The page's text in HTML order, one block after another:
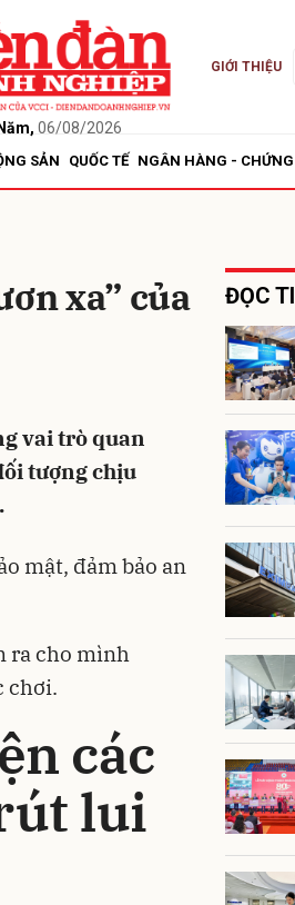
06/08/2026
GIỚI THIỆU
SẢN QUỐC TẾ NGÂN HÀNG -
xa” của
vai trò quan
tượng chịu
mật, đảm bảo an
ra cho mình
chơi.
các
lui
ĐỌC